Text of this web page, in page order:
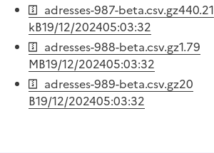
adresses-987-beta.csv.gz440.21
kB19/12/202405:03:32
adresses-988-beta.csv.gz1.79
MB19/12/202405:03:32
adresses-989-beta.csv.gz20
B19/12/202405:03:32